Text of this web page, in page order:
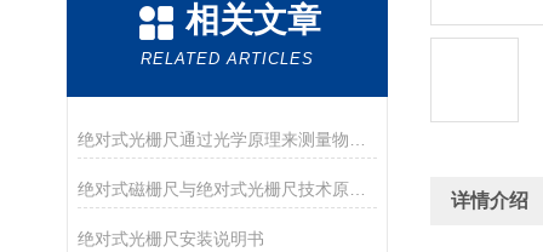
相关文章
RELATED ARTICLES
绝对式磁栅尺与绝对式光栅尺技术原理及区别
绝对式光栅尺安装说明书
详情介绍